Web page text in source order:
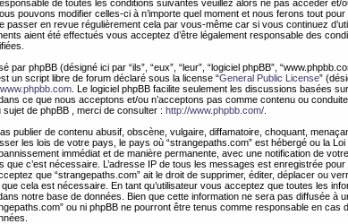
de toutes les conditions suivantes veuillez alors ne pas accéder et/
pouvons modifier celles-ci à n’importe quel moment et nous ferons tout
passer en revue régulièrement cela par vous-même car si vous continuez
aient été effectués vous acceptez d’être légalement responsable des
par phpBB (désigné ici par “ils”, “eux”, “leur”, “logiciel phpBB”,
un script libre de forum déclaré sous la license “General Public License”
www.phpbb.com . Le logiciel phpBB facilite seulement les discussions basées
ce que nous acceptons et/ou n’acceptons pas comme contenu ou
de phpBB , merci de consulter : http://www.phpbb.com/
publier de contenu abusif, obscène, vulgaire, diffamatoire, choquant,
les lois de votre pays, le pays où “strangepaths.com” est hébergé ou la
immédiat et de manière permanente, avec une notification de
que c’est nécessaire. L’adresse IP de tous les messages est enregistrée
que “strangepaths.com” ait le droit de supprimer, éditer, déplacer ou
cela est nécessaire. En tant qu’utilisateur vous acceptez que toutes les
notre base de données. Bien que cette information ne sera pas diffusée à
ou ni phpBB ne pourront être tenus comme responsable en cas